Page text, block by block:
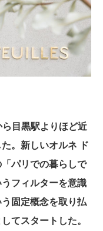
目黒駅よりほど近
。新しいオルネ ド
パリでの暮らしで
フィルターを意識
固定概念を取り払
てスタートした。